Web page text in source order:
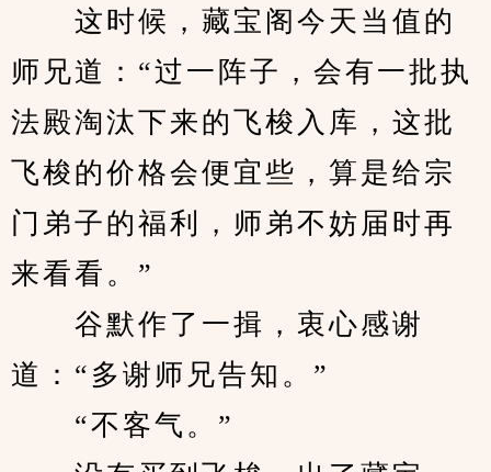
这时候，藏宝阁今天当值的
师兄道：“过一阵子，会有一批执
法殿淘汰下来的飞梭入库，这批
飞梭的价格会便宜些，算是给宗
门弟子的福利，师弟不妨届时再
来看看。”
谷默作了一揖，衷心感谢
道：“多谢师兄告知。”
“不客气。”